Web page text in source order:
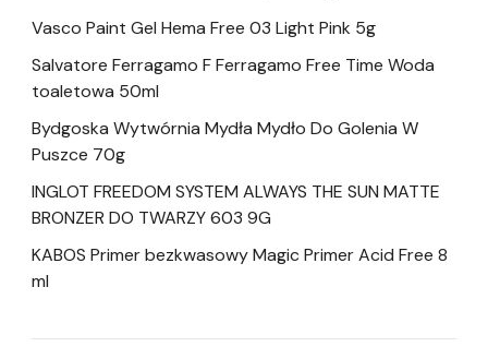
Vasco Paint Gel Hema Free 03 Light Pink 5g
Salvatore Ferragamo F Ferragamo Free Time Woda
toaletowa 50ml
Bydgoska Wytwórnia Mydła Mydło Do Golenia W
Puszce 70g
INGLOT FREEDOM SYSTEM ALWAYS THE SUN MATTE
BRONZER DO TWARZY 603 9G
KABOS Primer bezkwasowy Magic Primer Acid Free 8
ml